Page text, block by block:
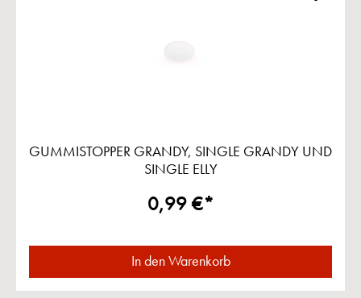
GUMMISTOPPER GRANDY, SINGLE GRANDY UND
SINGLE ELLY
0,99 €*
In den Warenkorb